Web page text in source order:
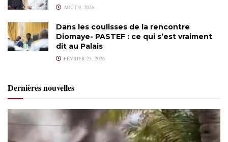
AOÛT 9, 2026
Dans les coulisses de la rencontre
Diomaye- PASTEF : ce qui s’est vraiment
dit au Palais
FÉVRIER 23, 2026
Dernières nouvelles